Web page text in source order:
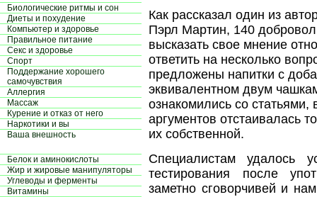
Биологические ритмы и сон
Диеты и похудение
Компьютер и здоровье
Правильное питание
Секс и здоровье
Спорт
Поддержание хорошего
самочувствия
Аллергия
Массаж
Курение и отказ от него
Наркотики и вы
Ваша внешность
Белок и аминокислоты
Жир и жировые манипуляторы
Углеводы и ферменты
Витамины
Как рассказал один из
Пэрл Мартин, 140
высказать свое мнение
ответить на несколько
предложены напитки с
эквивалентном двум
ознакомились со
аргументов отстаивалась
их собственной.
Специалистам удалось
тестирования после
заметно сговорчивей и